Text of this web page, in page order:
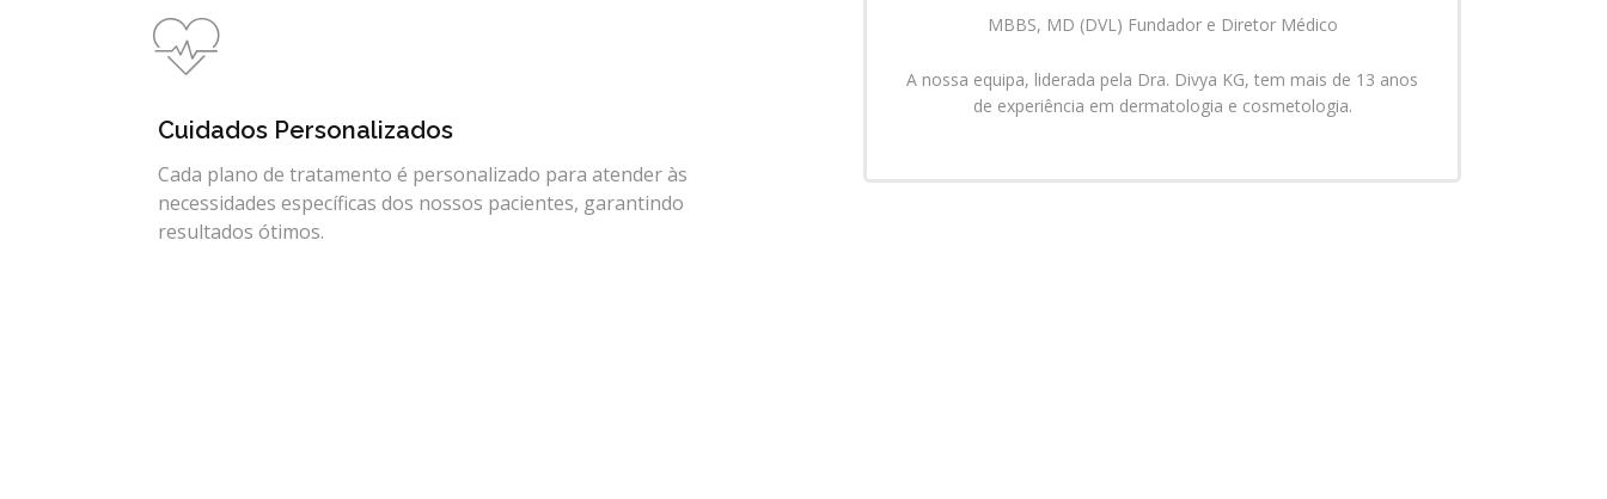
Cuidados Personalizados
Cada plano de tratamento é personalizado para atender às
necessidades específicas dos nossos pacientes, garantindo
resultados ótimos.
MBBS, MD (DVL) Fundador e Diretor Médico
A nossa equipa, liderada pela Dra. Divya KG, tem mais de 13 anos
de experiência em dermatologia e cosmetologia.